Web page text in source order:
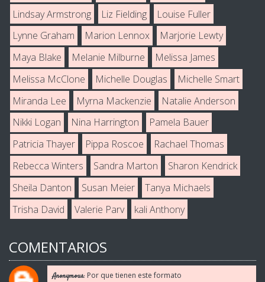
Lindsay Armstrong
Liz Fielding
Louise Fuller
Lynne Graham
Marion Lennox
Marjorie Lewty
Maya Blake
Melanie Milburne
Melissa James
Melissa McClone
Michelle Douglas
Michelle Smart
Miranda Lee
Myrna Mackenzie
Natalie Anderson
Nikki Logan
Nina Harrington
Pamela Bauer
Patricia Thayer
Pippa Roscoe
Rachael Thomas
Rebecca Winters
Sandra Marton
Sharon Kendrick
Sheila Danton
Susan Meier
Tanya Michaels
Trisha David
Valerie Parv kali Anthony
COMENTARIOS
Anonymous: Por que tienen este formato